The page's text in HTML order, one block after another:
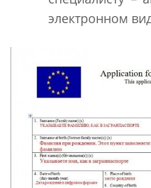
электронном